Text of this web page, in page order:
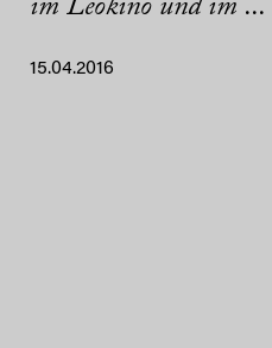
im Leokino und im ...
15.04.2016